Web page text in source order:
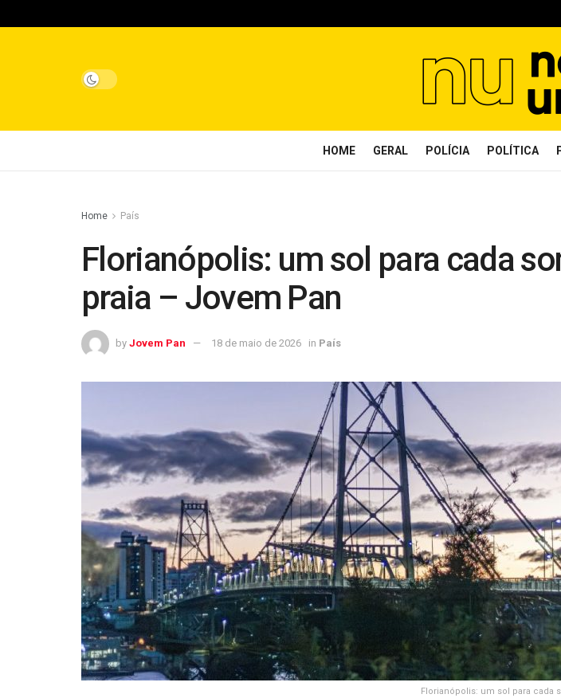
HOME GERAL POLÍCIA POLÍTICA
Home País
Florianópolis: um sol para cada
praia – Jovem Pan
by Jovem Pan 18 de maio de 2026 in País
Florianópolis: um sol para cada